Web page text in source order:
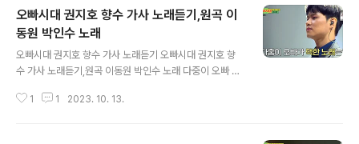
오빠시대 권지호 향수 가사 노래듣기,원곡 이
동원 박인수 노래
오빠시대 권지호 향수 가사 노래듣기 오빠시대 권지호 향
수 가사 노래듣기,원곡 이동원 박인수 노래 다중이 오빠 권
는 어린 누이와 아무렇지도 않고 예쁠 것도 없는 사철 발 벗
1 1 2023. 10. 13.